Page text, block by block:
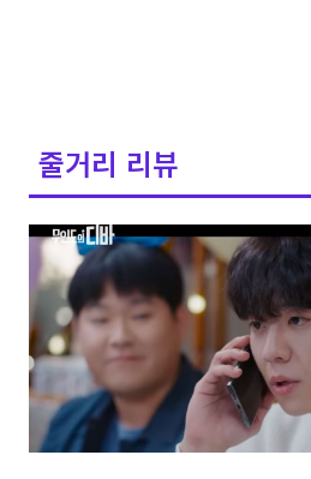
줄거리 리뷰